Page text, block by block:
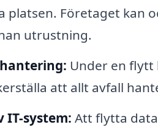
platsen. Företaget kan
utrustning.
Under en flytt
att allt avfall
IT-system: Att flytta